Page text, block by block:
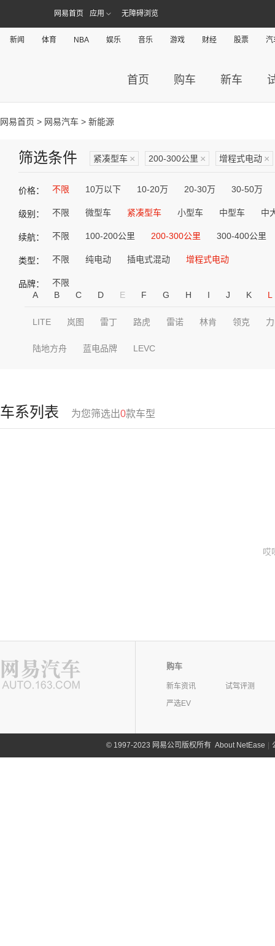
网易首页 应用 无障碍浏览
新闻 体育 NBA 娱乐 音乐 游戏 财经 股票 汽
首页 购车 新车
网易首页 > 网易汽车 > 新能源
筛选条件 紧凑型车 × 200-300公里 × 增程式电动 ×
价格： 不限 10万以下 10-20万 20-30万 30-50万
级别： 不限 微型车 紧凑型车 小型车 中型车 中
续航： 不限 100-200公里 200-300公里 300-400公里
类型： 不限 纯电动 插电式混动 增程式电动
品牌：
不限
A
B C D E F G H I J K L
LITE 岚图 雷丁 路虎 雷诺 林肯 领克
陆地方舟 蓝电品牌 LEVC
车系列表 为您筛选出0款车型
哎
购车
新车资讯
试驾评测
严选EV
©1997-2023 网易公司版权所有 About NetEase